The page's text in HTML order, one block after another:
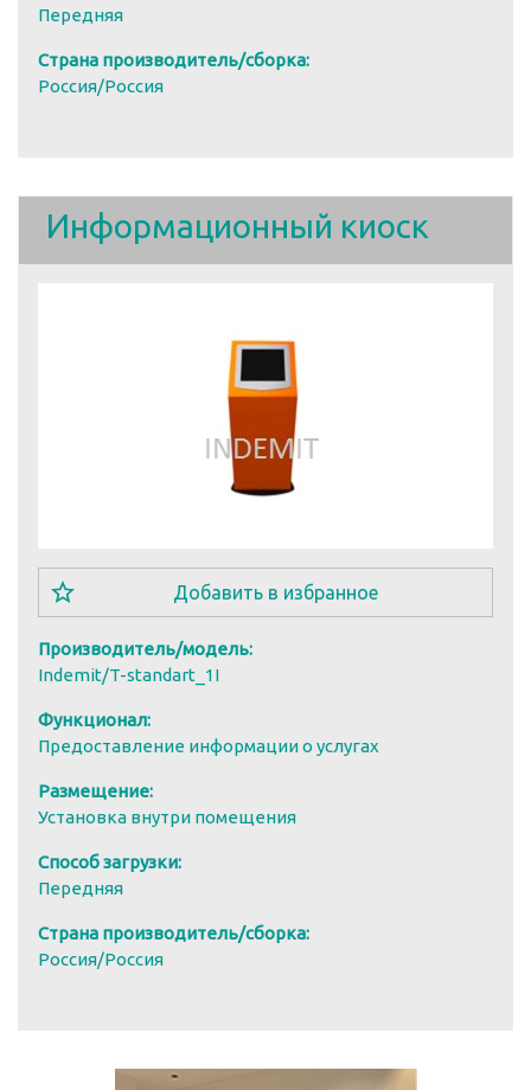
Передняя
Страна производитель/сборка:
Россия/Россия
Информационный киоск
star_border Добавить в избранное
Производитель/модель:
Indemit/T-standart_1I
Функционал:
Предоставление информации о услугах
Размещение:
Установка внутри помещения
Способ загрузки:
Передняя
Страна производитель/сборка:
Россия/Россия